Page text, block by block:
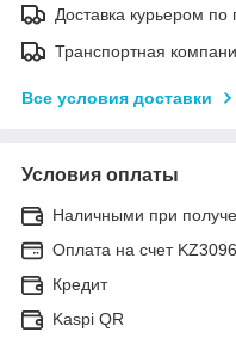
Доставка курьером по
Транспортная
Все условия доставки
Условия оплаты
Наличными при
Оплата на счет
Кредит
Kaspi QR